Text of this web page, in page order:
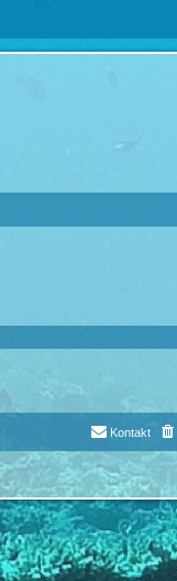
Kontakt